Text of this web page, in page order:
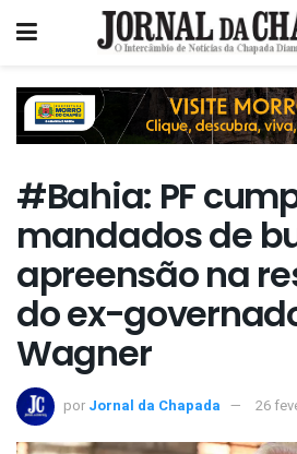
#Bahia: PF
mandados de
apreensão na
do ex-
Wagner
por Jornal da Chapada 26